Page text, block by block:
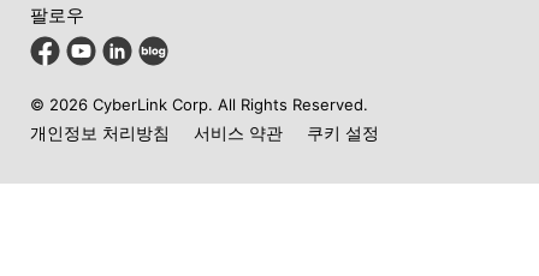
팔로우
© 2026 CyberLink Corp. All Rights Reserved.
개인정보 처리방침 서비스 약관 쿠키 설정